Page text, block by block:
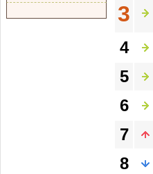
3
4
5
6
7
8